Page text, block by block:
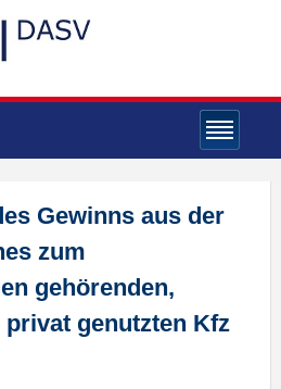
Gewinns aus der
zum
gehörenden,
genutzten Kfz